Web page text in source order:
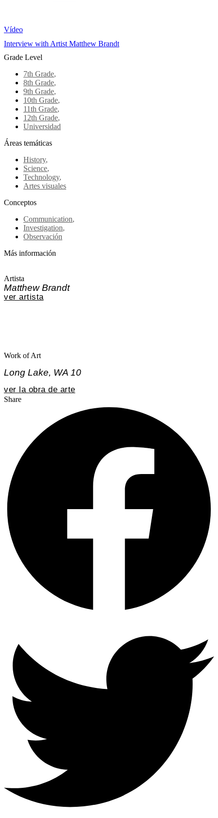
Vídeo
Interview with Artist Matthew Brandt
Grade Level
7th Grade,
8th Grade,
9th Grade,
10th Grade,
11th Grade,
12th Grade,
Universidad
Áreas temáticas
History,
Science,
Technology,
Artes visuales
Conceptos
Communication,
Investigation,
Observación
Más información
Artista
Matthew Brandt
ver artista
Work of Art
Long Lake, WA 10
ver la obra de arte
Share